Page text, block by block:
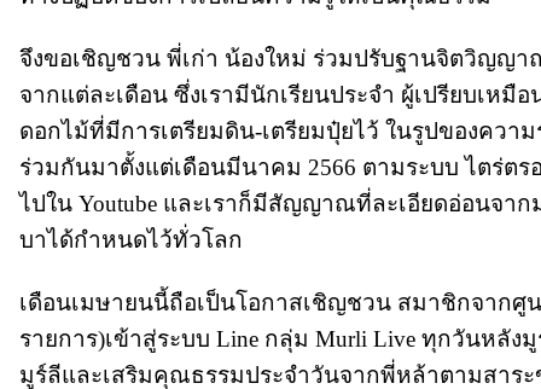
จึงขอเชิญชวน พี่เก่า น้องใหม่ ร่วมปรับฐานจิตวิญญ
จากแต่ละเดือน ซึ่งเรามีนักเรียนประจำ ผู้เปรียบเห
ดอกไม้ที่มีการเตรียมดิน-เตรียมปุ๋ยไว้ ในรูปของควา
ร่วมกันมาตั้งแต่เดือนมีนาคม 2566 ตามระบบ ไตร่ต
ไปใน Youtube และเราก็มีสัญญาณที่ละเอียดอ่อนจา
บาได้กำหนดไว้ทั่วโลก
เดือนเมษายนนี้ถือเป็นโอกาสเชิญชวน สมาชิกจากศู
รายการ)เข้าสู่ระบบ Line กลุ่ม Murli Live ทุกวันหลัง
มูร์ลีและเสริมคุณธรรมประจำวันจากพี่หล้าตามสาระ